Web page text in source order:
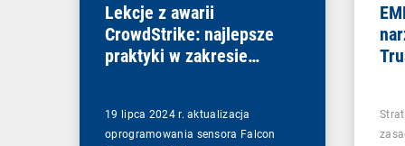
Lekcje z awarii
CrowdStrike: najlepsze
praktyki w zakresie
19 lipca 2024 r. aktualizacja
oprogramowania sensora Falcon